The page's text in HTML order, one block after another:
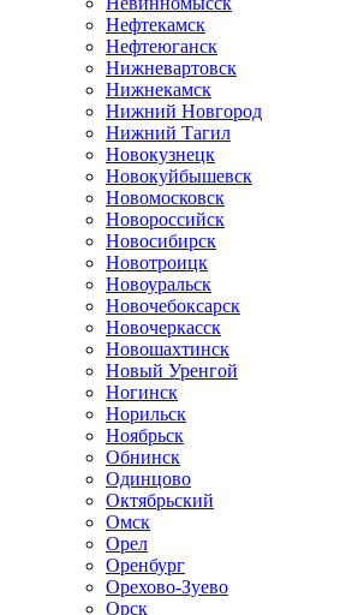
Нефтекамск
Нефтеюганск
Нижневартовск
Нижнекамск
Нижний Новгород
Нижний Тагил
Новокузнецк
Новокуйбышевск
Новомосковск
Новороссийск
Новосибирск
Новотроицк
Новоуральск
Новочебоксарск
Новочеркасск
Новошахтинск
Новый Уренгой
Ногинск
Норильск
Ноябрьск
Обнинск
Одинцово
Октябрьский
Омск
Орел
Оренбург
Орехово-Зуево
Орск